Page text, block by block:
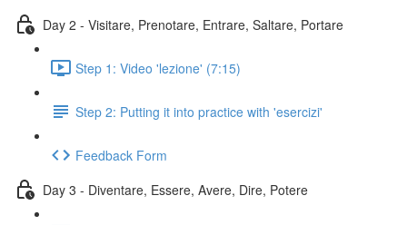
Day 2 - Visitare, Prenotare, Entrare, Saltare, Portare
Step 1: Video 'lezione' (7:15)
Step 2: Putting it into practice with 'esercizi'
Feedback Form
Day 3 - Diventare, Essere, Avere, Dire, Potere